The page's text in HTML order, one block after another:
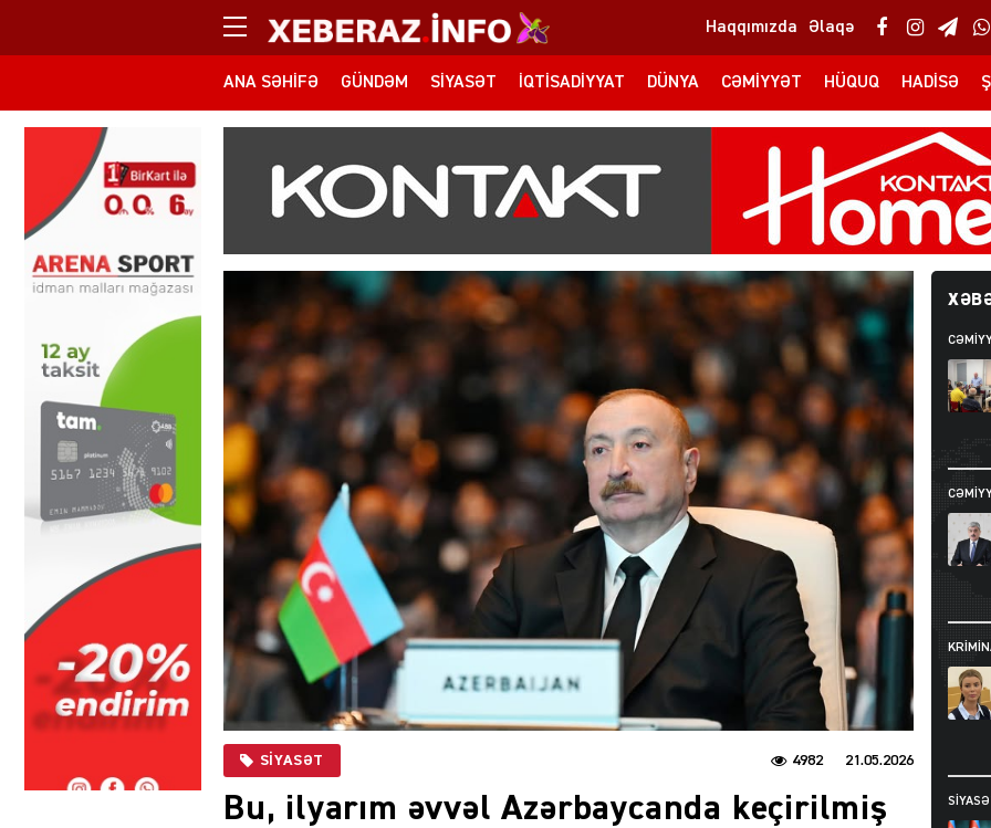
Haqqımızda Əlaqə
ANA SƏHIFƏ GÜNDƏM SIYASƏT İQTISADIYYAT DÜNYA CƏMIYYƏT HÜQUQ HADISƏ
SIYASƏT 21.05.2026
4982
Bu, ilyarım əvvəl Azərbaycanda keçirilmiş